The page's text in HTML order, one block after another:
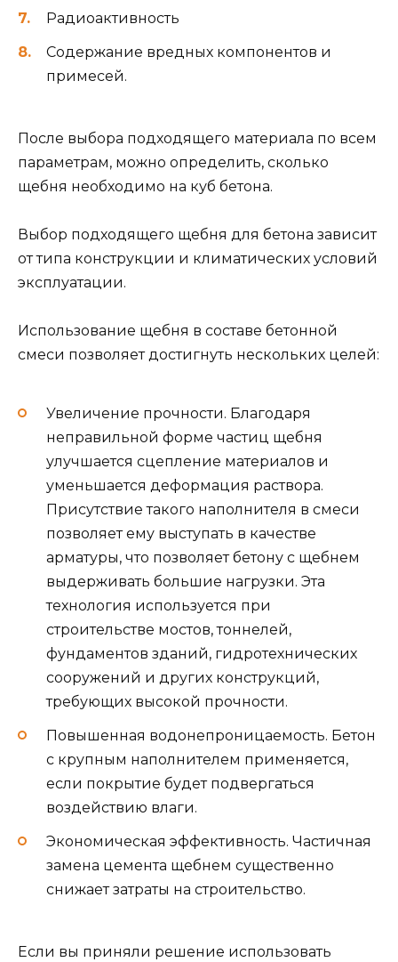
Радиоактивность
Содержание вредных компонентов и
примесей.
После выбора подходящего материала по всем
параметрам, можно определить, сколько
щебня необходимо на куб бетона.
Выбор подходящего щебня для бетона зависит
от типа конструкции и климатических условий
эксплуатации.
Использование щебня в составе бетонной
смеси позволяет достигнуть нескольких целей:
Увеличение прочности. Благодаря
неправильной форме частиц щебня
улучшается сцепление материалов и
уменьшается деформация раствора.
Присутствие такого наполнителя в смеси
позволяет ему выступать в качестве
арматуры, что позволяет бетону с щебнем
выдерживать большие нагрузки. Эта
технология используется при
строительстве мостов, тоннелей,
фундаментов зданий, гидротехнических
сооружений и других конструкций,
требующих высокой прочности.
Повышенная водонепроницаемость. Бетон
с крупным наполнителем применяется,
если покрытие будет подвергаться
воздействию влаги.
Экономическая эффективность. Частичная
замена цемента щебнем существенно
снижает затраты на строительство.
Если вы приняли решение использовать